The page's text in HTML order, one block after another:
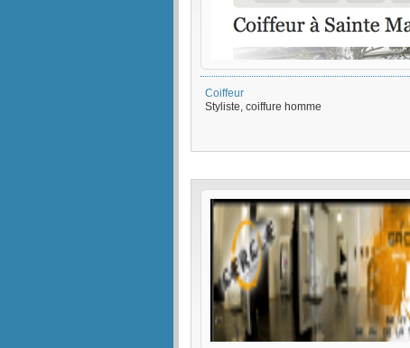
Coiffeur
Styliste, coiffure homme